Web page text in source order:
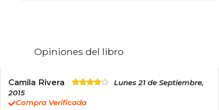
temporalmente la carrera para trabajar como
Klein es una de las voces más influyentes del
reconocida por su análisis del poder
corporativo, la globalización y la crisis climática.
Opiniones del libro
Camila Rivera
Lunes 21 de Septiembre,
2015
Compra Verificada